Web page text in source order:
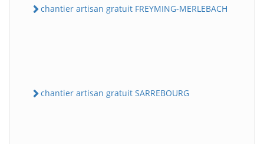
chantier artisan gratuit FREYMING-MERLEBACH
chantier artisan gratuit SARREBOURG